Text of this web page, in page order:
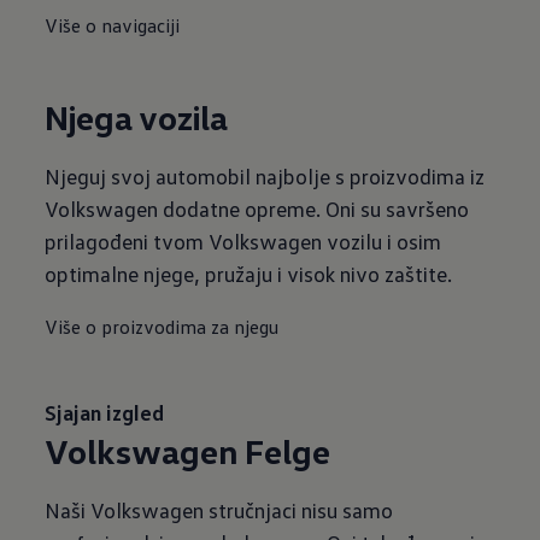
Više o navigaciji
Njega vozila
Njeguj svoj automobil najbolje s proizvodima iz
Volkswagen dodatne opreme. Oni su savršeno
prilagođeni tvom Volkswagen vozilu i osim
optimalne njege, pružaju i visok nivo zaštite.
Više o proizvodima za njegu
Sjajan izgled
Volkswagen Felge
Naši Volkswagen stručnjaci nisu samo